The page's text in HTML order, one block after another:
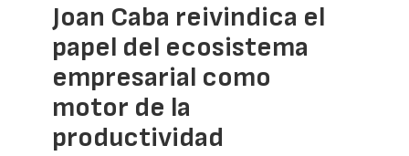
Joan Caba reivindica el
papel del ecosistema
empresarial como
motor de la
productividad